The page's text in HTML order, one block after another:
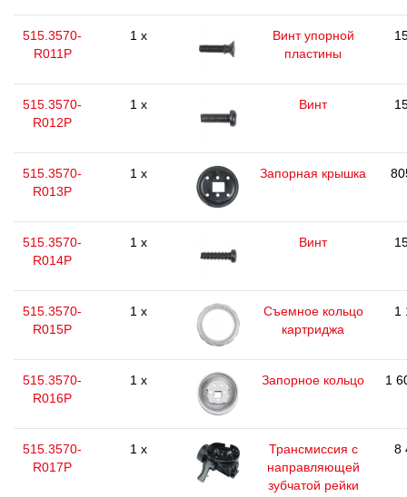
515.3570-
R011P
1 x
Винт упорной
пластины
515.3570-
R012P
1 x Винт
515.3570-
R013P
1 x Запорная крышка
515.3570-
R014P
1 x Винт
515.3570-
R015P
1 x
Съемное кольцо
картриджа
1
515.3570-
R016P
1 x Запорное кольцо 1
515.3570-
R017P
1 x
Трансмиссия с
направляющей
зубчатой рейки
8